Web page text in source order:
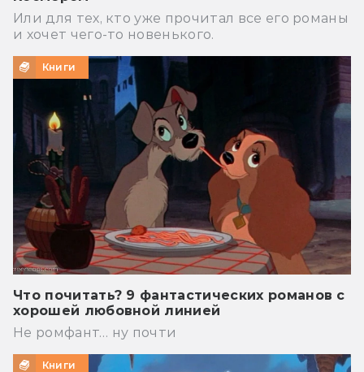
Или для тех, кто уже прочитал все его романы
и хочет чего-то новенького.
Книги
Что почитать? 9 фантастических романов с
хорошей любовной линией
Не ромфант… ну почти
Книги